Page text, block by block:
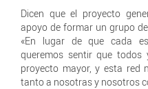
Dicen que el proyecto
apoyo de formar un grupo
«En lugar de que cada
queremos sentir que
proyecto mayor, y esta red
tanto a nosotras y nosotros